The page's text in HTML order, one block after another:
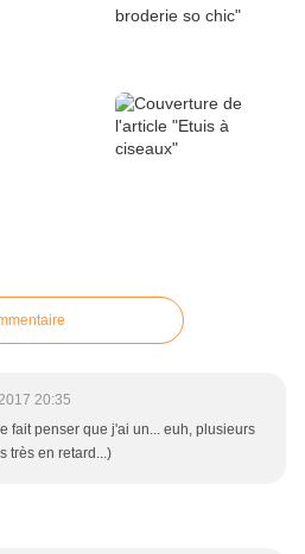
20:35
fait penser que j'ai un... euh, plusieurs
très en retard...)